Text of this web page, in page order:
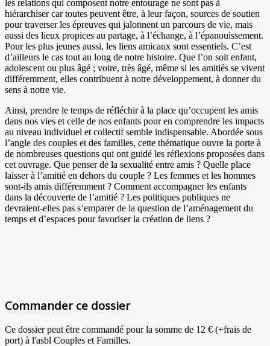
les relations qui composent notre entourage ne sont pas à
hiérarchiser car toutes peuvent être, à leur façon, sources de soutien
pour traverser les épreuves qui jalonnent un parcours de vie, mais
aussi des lieux propices au partage, à l’échange, à l’épanouissement.
Pour les plus jeunes aussi, les liens amicaux sont essentiels. C’est
d’ailleurs le cas tout au long de notre histoire. Que l’on soit enfant,
adolescent ou plus âgé ; voire, très âgé, même si les amitiés se vivent
différemment, elles contribuent à notre développement, à donner du
sens à notre vie.
Ainsi, prendre le temps de réfléchir à la place qu’occupent les amis
dans nos vies et celle de nos enfants pour en comprendre les impacts
au niveau individuel et collectif semble indispensable. Abordée sous
l’angle des couples et des familles, cette thématique ouvre la porte à
de nombreuses questions qui ont guidé les réflexions proposées dans
cet ouvrage. Que penser de la sexualité entre amis ? Quelle place
laisser à l’amitié en dehors du couple ? Les femmes et les hommes
sont-ils amis différemment ? Comment accompagner les enfants
dans la découverte de l’amitié ? Les politiques publiques ne
devraient-elles pas s’emparer de la question de l’aménagement du
temps et d’espaces pour favoriser la création de liens ?
Commander ce dossier
Ce dossier peut être commandé pour la somme de 12 € (+frais de
port) à l'asbl Couples et Familles.